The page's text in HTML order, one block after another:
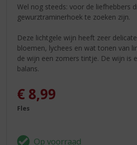
Wel nog steeds: voor de liefhebbers
gewurztraminerhoek te zoeken zijn.
Deze lichtgele wijn heeft zeer
bloemen, lychees en wat tonen van
de wijn een zomers tintje. De wijn is
balans.
€ 8,99
Fles